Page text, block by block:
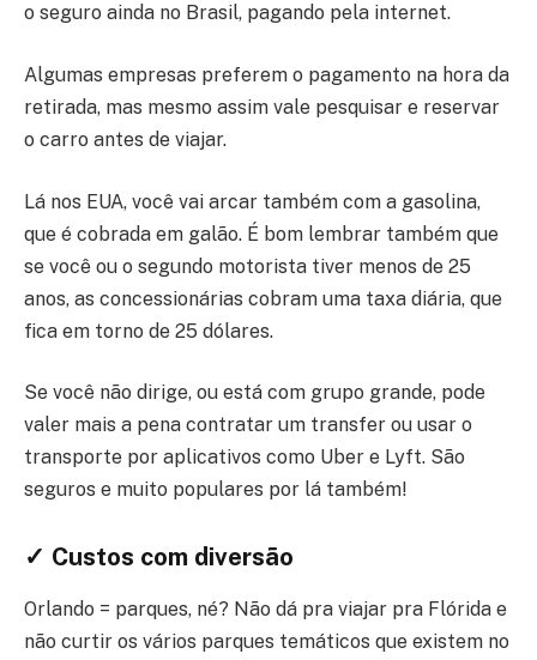
o seguro ainda no Brasil, pagando pela internet.
Algumas empresas preferem o pagamento na hora da
retirada, mas mesmo assim vale pesquisar e reservar
o carro antes de viajar.
Lá nos EUA, você vai arcar também com a gasolina,
que é cobrada em galão. É bom lembrar também que
se você ou o segundo motorista tiver menos de 25
anos, as concessionárias cobram uma taxa diária, que
fica em torno de 25 dólares.
Se você não dirige, ou está com grupo grande, pode
valer mais a pena contratar um transfer ou usar o
transporte por aplicativos como Uber e Lyft. São
seguros e muito populares por lá também!
✓ Custos com diversão
Orlando = parques, né? Não dá pra viajar pra Flórida e
não curtir os vários parques temáticos que existem no